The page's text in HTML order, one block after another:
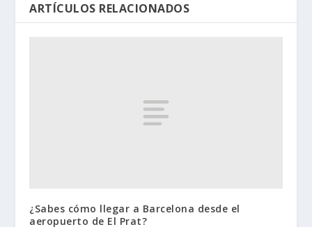
ARTÍCULOS RELACIONADOS
¿Sabes cómo llegar a Barcelona desde el
aeropuerto de El Prat?